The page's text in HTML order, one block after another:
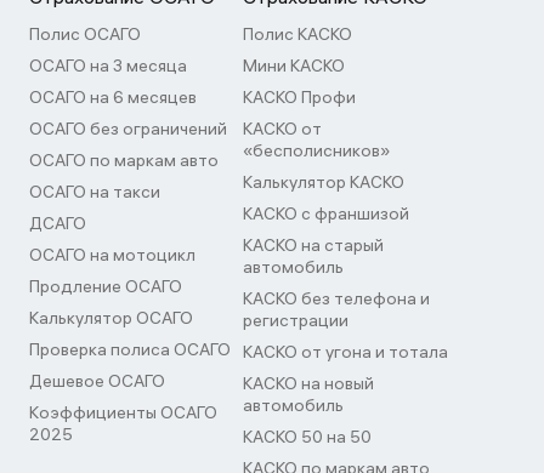
Полис ОСАГО
ОСАГО на 3 месяца
ОСАГО на 6 месяцев
ОСАГО без ограничений
ОСАГО по маркам авто
ОСАГО на такси
ДСАГО
ОСАГО на мотоцикл
Продление ОСАГО
Калькулятор ОСАГО
Проверка полиса ОСАГО
Дешевое ОСАГО
Коэффициенты ОСАГО
2025
Полис КАСКО
Мини КАСКО
КАСКО Профи
КАСКО от
«бесполисников»
Калькулятор КАСКО
КАСКО с франшизой
КАСКО на старый
автомобиль
КАСКО без телефона и
регистрации
КАСКО от угона и тотала
КАСКО на новый
автомобиль
КАСКО 50 на 50
КАСКО по маркам авто